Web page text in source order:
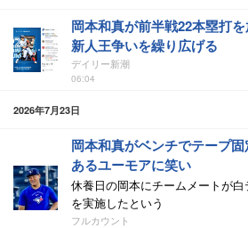
岡本和真が前半戦22本塁打
新人王争いを繰り広げる
デイリー新潮
06:04
2026年7月23日
岡本和真がベンチでテープ
あるユーモアに笑い
休養日の岡本にチームメートが白
を実施したという
フルカウント